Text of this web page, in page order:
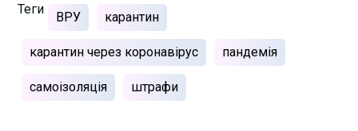
Теги
ВРУ карантин
карантин через коронавірус пандемія
самоізоляція штрафи